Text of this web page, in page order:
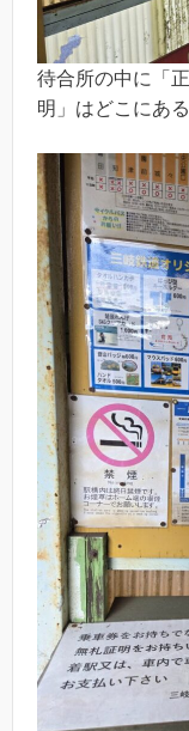
待合所の中に「
明」はどこにあ